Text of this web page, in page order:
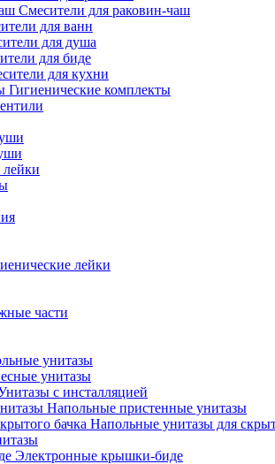
Смесители для раковин-чаш
для ванн
для душа
для биде
для кухни
Гигиенические комплекты
лейки
части
унитазы
унитазы
с инсталляцией
Напольные пристенные унитазы
Напольные унитазы для
Электронные крышки-биде